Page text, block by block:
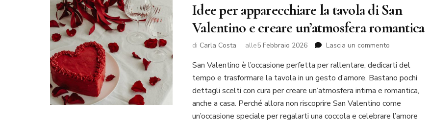
Idee per apparecchiare la tavola di San
Valentino e creare un’atmosfera romantica
di Carla Costa alle5 Febbraio 2026 Lascia un commento
per
apparecchiare
di
San
San Valentino è l’occasione perfetta per rallentare, dedicarti del
tempo e trasformare la tavola in un gesto d’amore. Bastano pochi
dettagli scelti con cura per creare un’atmosfera intima e romantica,
anche a casa. Perché allora non riscoprire San Valentino come
un’occasione speciale per regalarti una coccola e celebrare l’amore